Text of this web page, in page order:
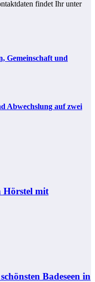
findet Ihr unter
Gemeinschaft und
Abwechslung auf zwei
Hörstel mit
Badeseen in